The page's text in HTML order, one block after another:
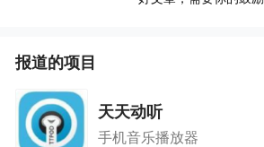
报道的项目
天天动听
手机音乐播放器